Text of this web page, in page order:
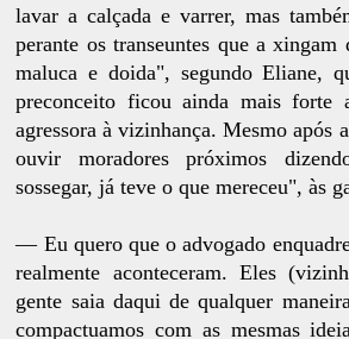
lavar a calçada e varrer, mas
perante os transeuntes que a
maluca e doida", segundo Eliane,
preconceito ficou ainda mais forte
agressora à vizinhança. Mesmo após
ouvir moradores próximos
sossegar, já teve o que mereceu", às
— Eu quero que o advogado
realmente aconteceram. Eles
gente saia daqui de qualquer
compactuamos com as mesmas